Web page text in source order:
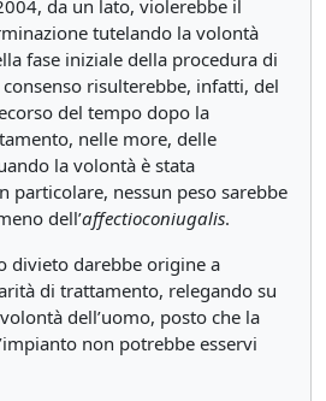
da un lato, violerebbe il
tutelando la volontà
fase iniziale della procedura di
risulterebbe, infatti, del
del tempo dopo la
nelle more, delle
la volontà è stata
particolare, nessun peso sarebbe
dell’affectioconiugalis.
divieto darebbe origine a
di trattamento, relegando su
dell’uomo, posto che la
non potrebbe esservi